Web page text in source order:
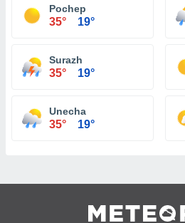
Pochep
35° 19°
Surazh
35° 19°
Unecha
35° 19°